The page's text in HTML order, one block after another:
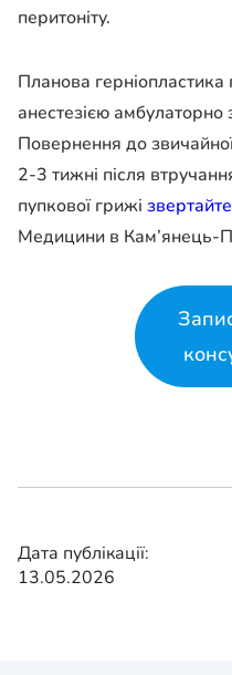
перитоніту.
Планова
анестезією
Повернення до
2-3 тижні після
пупкової грижі
Медицини в Кам’янець-
Дата публікації:
13.05.2026